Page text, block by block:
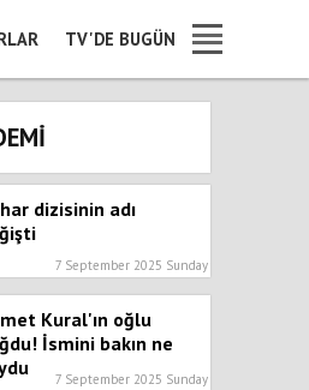
TV'DE BUGÜN
dizisinin adı
7 September 2025 Sunday
Kural'ın oğlu
İsmini bakın ne
7 September 2025 Sunday